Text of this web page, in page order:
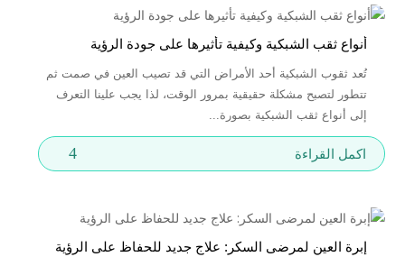
أنواع ثقب الشبكية وكيفية تأثيرها على جودة الرؤية
تُعد ثقوب الشبكية أحد الأمراض التي قد تصيب العين في صمت ثم
تتطور لتصبح مشكلة حقيقية بمرور الوقت، لذا يجب علينا التعرف
إلى أنواع ثقب الشبكية بصورة...
اكمل القراءة 4
إبرة العين لمرضى السكر: علاج جديد للحفاظ على الرؤية